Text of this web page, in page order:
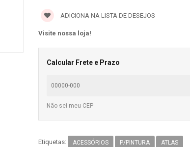
ADICIONA NA LISTA DE DESEJOS
Visite nossa loja!
Calcular Frete e Prazo
Não sei meu CEP
Etiquetas: ACESSÓRIOS P/PINTURA ATLAS